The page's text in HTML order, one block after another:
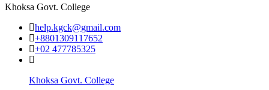
Khoksa Govt. College
help.kgck@gmail.com
+8801309117652
+02 477785325
Khoksa Govt. College